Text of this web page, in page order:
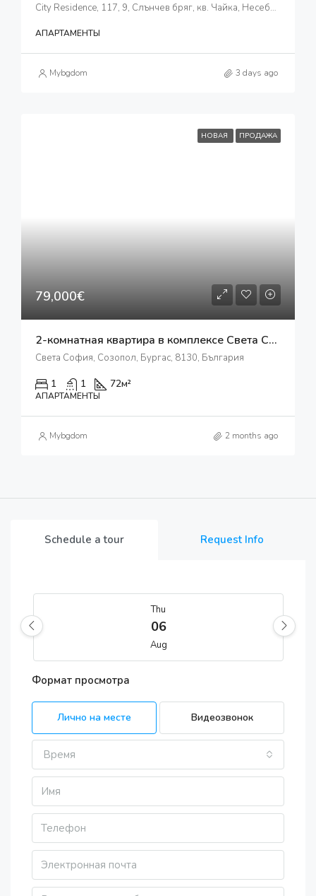
City Residence, 117, 9, Слънчев бряг, кв. Чайка, Несебър, Бургас, 8240, България
АПАРТАМЕНТЫ
Mybgdom 3 days ago
НОВАЯ ПРОДАЖА
79,000€
2-комнатная квартира в комплексе Света София
Света София, Созопол, Бургас, 8130, България
1 1 72м²
АПАРТАМЕНТЫ
Mybgdom 2 months ago
Schedule a tour Request Info
Thu
06
Aug
07
08
09
Формат просмотра
Лично на месте Видеозвонок
Время